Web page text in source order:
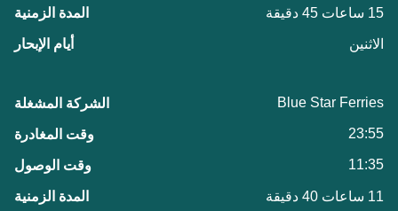
15 ساعات 45 دقيقة
الاثنين
Blue Star Ferries
23:55
11:35
11 ساعات 40 دقيقة